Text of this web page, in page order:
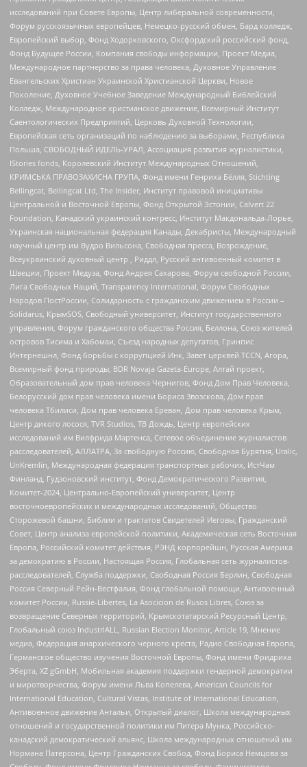
исследований при Совете Европы, Центр либеральной современности,
Форум русскоязычных европейцев, Немецко-русский обмен, Бард колледж,
Европейский выбор, Фонд Ходорковского, Оксфордский российский фонд,
Фонд Будущее России, Компания свободы информации, Проект Медиа,
Международное партнерство за права человека, Духовное Управление
Евангельских Христиан Украинской Христианской Церкви, Новое
Поколение, Духовное Учебное Заведение Международный Библейский
Колледж, Международное христианское движение, Всемирный Институт
Саентологических Предприятий, Церковь Духовной Технологии,
Европейская сеть организаций по наблюдению за выборами, Республика
Польша, СВОБОДНЫЙ ИДЕЛЬ-УРАЛ, Ассоциация развития журналистики,
IStories fonds, Королевский Институт Международных Отношений,
КРИМСЬКА ПРАВОЗАХИСНА ГРУПА, Фонд имени Генриха Бёлля, Stichting
Bellingcat, Bellingcat Ltd, The Insider, Институт правовой инициативы
Центральной и Восточной Европы, Фонд Открытой Эстонии, Calvert 22
Foundation, Канадский украинский конгресс, Институт Макдональда-Лорье,
Украинская национальная федерация Канады, Декабристы, Международный
научный центр им Вудро Вильсона, Свободная пресса, Возрождение,
Всеукраинский духовный центр , Риддл, Русский антивоенный комитет в
Швеции, Проект Медуза, Фонд Андрея Сахарова, Форум свободной России,
Лига Свободных Наций, Transparеncy International, Форум Свободных
Народов ПостРоссии, Солидарность с гражданским движением в России –
Solidarus, КрымSOS, Свободный университет, Институт государственного
управления, Форум гражданского общества Россия, Беллона, Союз жителей
островов Тисима и Хабомаи, Съезд народных депутатов, Гринпис
Интернешнл, Фонд борьбы с коррупцией Инк, Завет церквей TCCN, Агора,
Всемирный фонд природы, BDR Novaja Gazeta-Europe, Алтай проект,
Образовательный дом прав человека Чернигов, Фонд Дом Прав Человека,
Белорусский дом прав человека имени Бориса Звозскова, Дом прав
человека Тбилиси, Дом прав человека Ереван, Дом прав человека Крым,
Центр дикого лосося, TVR Studios, ТВ Дождь, Центр европейских
исследований им Вилфрида Мартенса, Сетевое объединение журналистов
расследователей, АЛЛАТРА, За свободную Россию, Свободная Бурятия, Uralic,
UnKremlin, Международная федерация транспортных рабочих, ИстЧам
Финланд, Гудзоновский институт, Фонд Демократического Развития,
Комитет-2024, Центрально-Европейский университет, Центр
восточноевропейских и международных исследований, Общество
Сторожевой башни, Библии и трактатов Свидетелей Иеговы, Гражданский
Совет, Центр анализа европейской политики, Академическая сеть Восточная
Европа, Российский комитет действия, РЭНД корпорейшн, Русская Америка
за демократию в России, Настоящая Россия, Глобальная сеть журналистов-
расследователей, Служба поддержки, Свободная Россия Берлин, Свободная
Россия Северный Рейн-Вестфалия, Фонд глобальной помощи, Антивоенный
комитет России, Russie-Libertes, La Asocicion de Rusos Libres, Союз за
возвращение Северных территорий, Крымскотатарский Ресурсный Центр,
Глобальный союз IndustriALL, Russian Election Monitor, Article 19, Мнение
медиа, Федерация анархического черного креста, Радио Свободная Европа,
Германское общество изучения Восточной Европы, Фонд имени Фридриха
Эберта, XZ gGmbH, Мобильная академия поддержки гендерной демократии
и миротворчества, Форум имени Льва Копелева, American Councils for
International Education, Cultural Vistas, Institute of International Education,
Антивоенное движение Антальи, Открытый диалог, Школа международных
отношений и государственной политики им Питера Мунка, Российско-
канадский демократический альянс, Школа международных отношений им
Нормана Патерсона, Центр Гражданских Свобод, Фонд Бориса Немцова за